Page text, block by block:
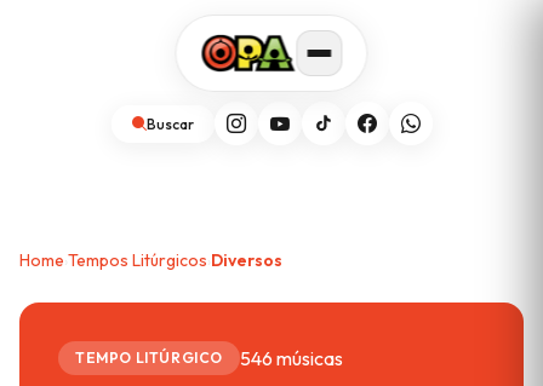
Buscar
Home Tempos Litúrgicos Diversos
TEMPO LITÚRGICO 546 músicas